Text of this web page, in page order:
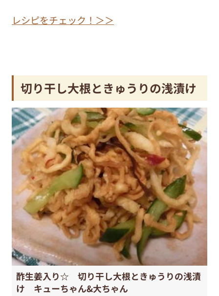
レシピをチェック！＞＞
切り干し大根ときゅうりの浅漬け
酢生姜入り☆ 切り干し大根ときゅうりの浅漬
け キューちゃん&大ちゃん